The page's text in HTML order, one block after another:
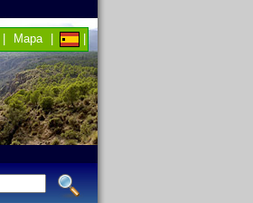
Mapa